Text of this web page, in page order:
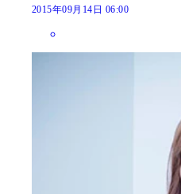
2015年09月14日 06:00